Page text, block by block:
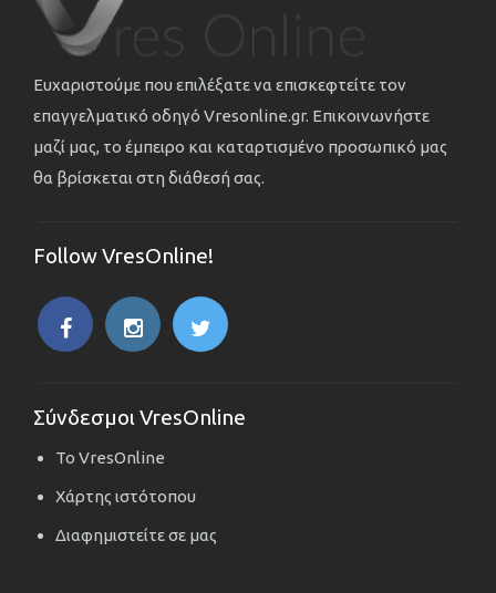
Ευχαριστούμε που επιλέξατε να επισκεφτείτε τον
επαγγελματικό οδηγό Vresonline.gr. Επικοινωνήστε
μαζί μας, το έμπειρο και καταρτισμένο προσωπικό μας
θα βρίσκεται στη διάθεσή σας.
Follow VresOnline!
Σύνδεσμοι VresOnline
Το VresOnline
Χάρτης ιστότοπου
Διαφημιστείτε σε μας